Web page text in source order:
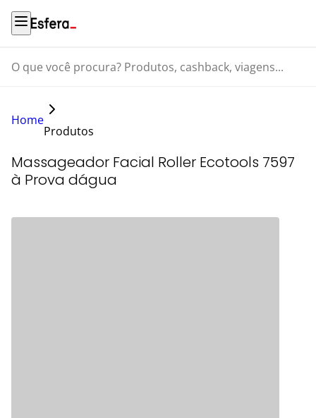
O que você procura? Produtos, cashback, viagens...
Home
Produtos
Massageador Facial Roller Ecotools 7597
à Prova dágua